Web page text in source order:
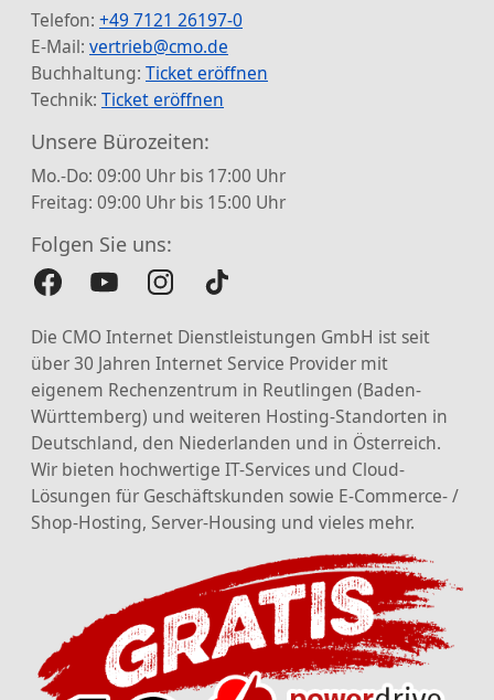
Telefon: +49 7121 26197-0
E-Mail: vertrieb@cmo.de
Buchhaltung: Ticket eröffnen
Technik: Ticket eröffnen
Unsere Bürozeiten:
Mo.-Do: 09:00 Uhr bis 17:00 Uhr
Freitag: 09:00 Uhr bis 15:00 Uhr
Folgen Sie uns:
Die CMO Internet Dienstleistungen GmbH ist seit
über 30 Jahren Internet Service Provider mit
eigenem Rechenzentrum in Reutlingen (Baden-
Württemberg) und weiteren Hosting-Standorten in
Deutschland, den Niederlanden und in Österreich.
Wir bieten hochwertige IT-Services und Cloud-
Lösungen für Geschäftskunden sowie E-Commerce- /
Shop-Hosting, Server-Housing und vieles mehr.